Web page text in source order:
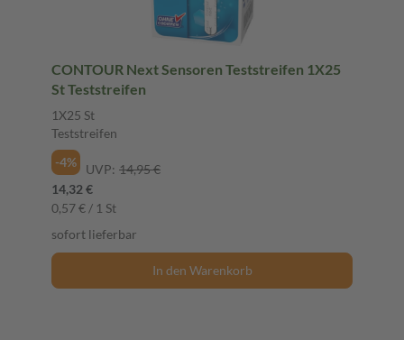
CONTOUR Next Sensoren Teststreifen 1X25
St Teststreifen
1X25 St
Teststreifen
-4%
UVP: 14,95 €
14,32 €
0,57 € / 1 St
sofort lieferbar
In den Warenkorb